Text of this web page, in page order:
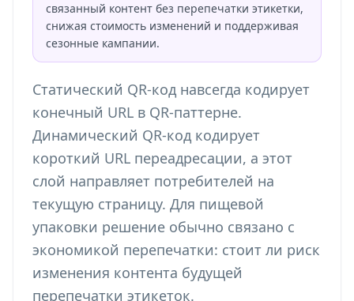
связанный контент без перепечатки этикетки,
снижая стоимость изменений и поддерживая
сезонные кампании.
Статический QR-код навсегда кодирует
конечный URL в QR-паттерне.
Динамический QR-код кодирует
короткий URL переадресации, а этот
слой направляет потребителей на
текущую страницу. Для пищевой
упаковки решение обычно связано с
экономикой перепечатки: стоит ли риск
изменения контента будущей
перепечатки этикеток.